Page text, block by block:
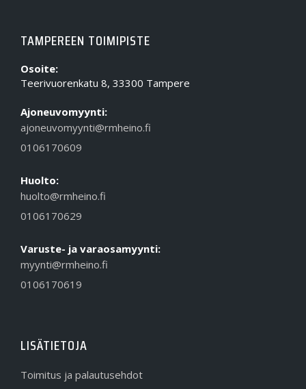
TAMPEREEN TOIMIPISTE
Osoite:
Teerivuorenkatu 8, 33300 Tampere
Ajoneuvomyynti:
ajoneuvomyynti@rmheino.fi
0106170609
Huolto:
huolto@rmheino.fi
0106170629
Varuste- ja varaosamyynti:
myynti@rmheino.fi
0106170619
LISÄTIETOJA
Toimitus ja palautusehdot